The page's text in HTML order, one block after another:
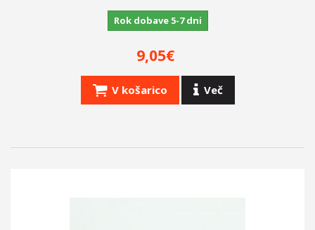
Rok dobave 5-7 dni
9,05€
V košarico Več